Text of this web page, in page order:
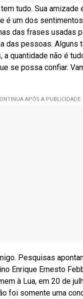
tudo. Sua amizade
é um dos
das frases usadas
das pessoas. Alguns
a quantidade não é
se possa confiar.
Pesquisas
Enrique Ernesto
à Lua, em 20 de
foi somente uma